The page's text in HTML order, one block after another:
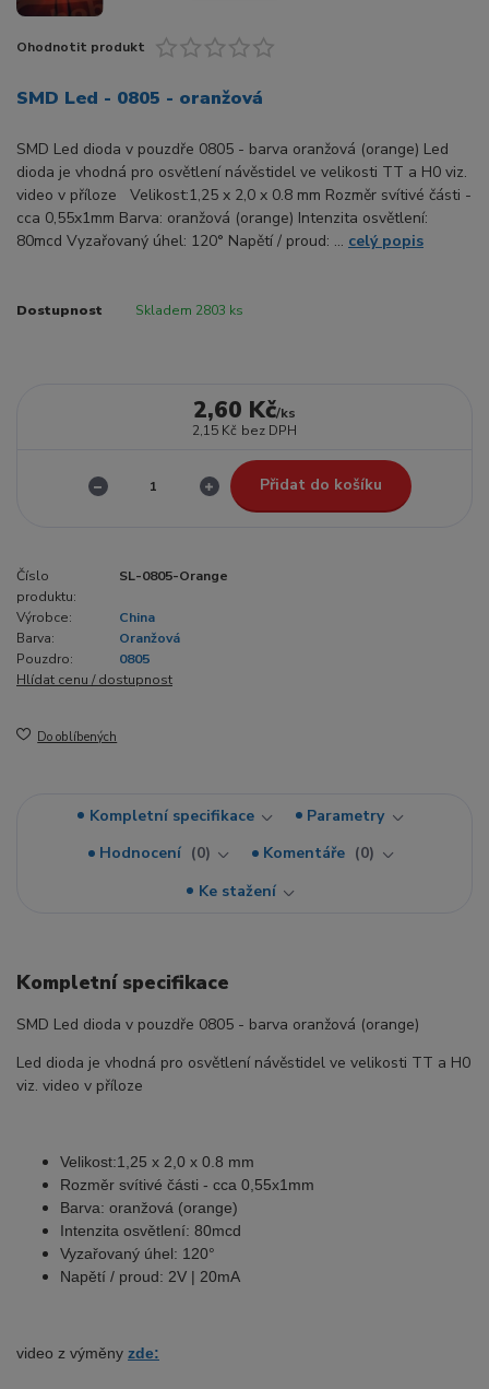
Ohodnotit produkt
SMD Led - 0805 - oranžová
SMD Led dioda v pouzdře 0805 - barva oranžová (orange) Led
dioda je vhodná pro osvětlení návěstidel ve velikosti TT a H0 viz.
video v příloze Velikost:1,25 x 2,0 x 0.8 mm Rozměr svítivé části -
cca 0,55x1mm Barva: oranžová (orange) Intenzita osvětlení:
80mcd Vyzařovaný úhel: 120° Napětí / proud: ... celý popis
Dostupnost Skladem 2803 ks
2,60 Kč/ks
2,15 Kč bez DPH
Přidat do košíku
Číslo
produktu:
SL-0805-Orange
Výrobce:
China
Barva:
Oranžová
Pouzdro:
0805
Hlídat cenu / dostupnost
Do oblíbených
Kompletní specifikace
Parametry
Hodnocení
0 Komentáře
0
Ke stažení
Kompletní specifikace
SMD Led dioda v pouzdře 0805 - barva oranžová (orange)
Led dioda je vhodná pro osvětlení návěstidel ve velikosti TT a H0
viz. video v příloze
Velikost:1,25 x 2,0 x 0.8 mm
Rozměr svítivé části - cca 0,55x1mm
Barva: oranžová (orange)
Intenzita osvětlení: 80mcd
Vyzařovaný úhel: 120°
Napětí / proud: 2V | 20mA
video z výměny zde: